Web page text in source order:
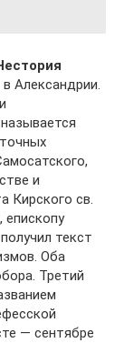
Александрии.
и
Кирского св.
текст
Оба
Третий
— сентябре